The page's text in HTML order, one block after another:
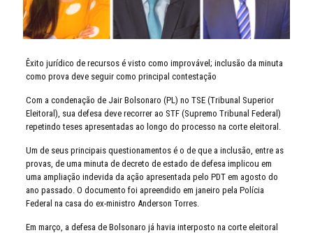
Êxito jurídico de recursos é visto como improvável; inclusão da minuta
como prova deve seguir como principal contestação
Com a condenação de Jair Bolsonaro (PL) no TSE (Tribunal Superior
Eleitoral), sua defesa deve recorrer ao STF (Supremo Tribunal Federal)
repetindo teses apresentadas ao longo do processo na corte eleitoral.
Um de seus principais questionamentos é o de que a inclusão, entre as
provas, de uma minuta de decreto de estado de defesa implicou em
uma ampliação indevida da ação apresentada pelo PDT em agosto do
ano passado. O documento foi apreendido em janeiro pela Polícia
Federal na casa do ex-ministro Anderson Torres.
Em março, a defesa de Bolsonaro já havia interposto na corte eleitoral